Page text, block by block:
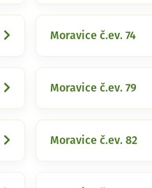
Moravice č.ev. 74
Moravice č.ev. 79
Moravice č.ev. 82